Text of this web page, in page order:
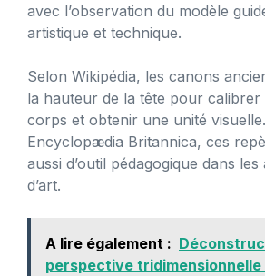
avec l’observation du modèle
artistique et technique.
Selon Wikipédia, les canons
la hauteur de la tête pour calibrer
corps et obtenir une unité
Encyclopædia Britannica, ces
aussi d’outil pédagogique dans
d’art.
A lire également :
perspective